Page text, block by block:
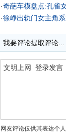
·奇葩车模盘点:孔雀
·徐峥出轨门女主角
我要评论提取评论...
网友评论仅供其表达个